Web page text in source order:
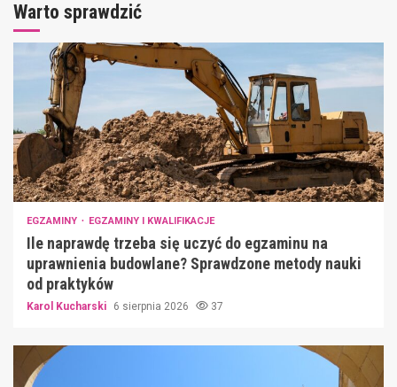
Warto sprawdzić
EGZAMINY EGZAMINY I KWALIFIKACJE
Ile naprawdę trzeba się uczyć do egzaminu na
uprawnienia budowlane? Sprawdzone metody nauki
od praktyków
Karol Kucharski 6 sierpnia 2026 37